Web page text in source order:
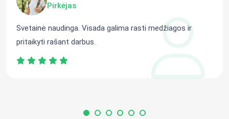
Pirkėjas
Svetainė naudinga. Visada galima rasti medžiagos ir
pritaikyti rašant darbus.